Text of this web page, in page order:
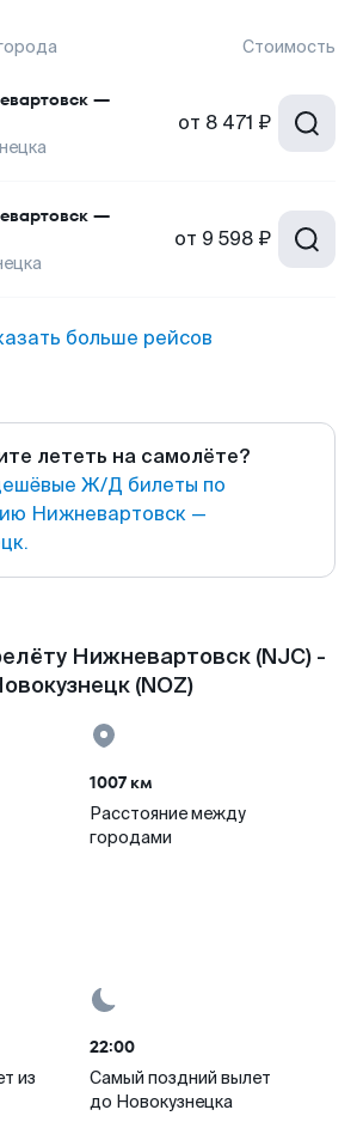
Стоимость
—
от 8 471 ₽
—
от 9 598 ₽
больше рейсов
лететь на самолёте?
Ж/Д билеты по
Нижневартовск —
Нижневартовск (NJC) -
(NOZ)
1007 км
Расстояние между
городами
из
22:00
Самый поздний вылет
до Новокузнецка